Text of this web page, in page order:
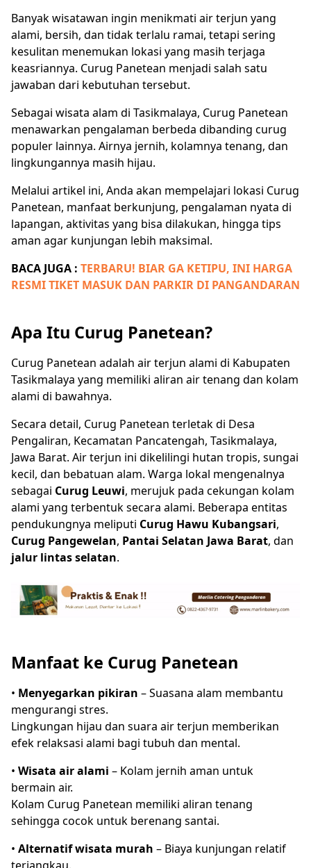
Banyak wisatawan ingin menikmati air terjun yang
alami, bersih, dan tidak terlalu ramai, tetapi sering
kesulitan menemukan lokasi yang masih terjaga
keasriannya. Curug Panetean menjadi salah satu
jawaban dari kebutuhan tersebut.
Sebagai wisata alam di Tasikmalaya, Curug Panetean
menawarkan pengalaman berbeda dibanding curug
populer lainnya. Airnya jernih, kolamnya tenang, dan
lingkungannya masih hijau.
Melalui artikel ini, Anda akan mempelajari lokasi Curug
Panetean, manfaat berkunjung, pengalaman nyata di
lapangan, aktivitas yang bisa dilakukan, hingga tips
aman agar kunjungan lebih maksimal.
BACA JUGA : TERBARU! BIAR GA KETIPU, INI HARGA
RESMI TIKET MASUK DAN PARKIR DI PANGANDARAN
Apa Itu Curug Panetean?
Curug Panetean adalah air terjun alami di Kabupaten
Tasikmalaya yang memiliki aliran air tenang dan kolam
alami di bawahnya.
Secara detail, Curug Panetean terletak di Desa
Pengaliran, Kecamatan Pancatengah, Tasikmalaya,
Jawa Barat. Air terjun ini dikelilingi hutan tropis, sungai
kecil, dan bebatuan alam. Warga lokal mengenalnya
sebagai Curug Leuwi, merujuk pada cekungan kolam
alami yang terbentuk secara alami. Beberapa entitas
pendukungnya meliputi Curug Hawu Kubangsari,
Curug Pangewelan, Pantai Selatan Jawa Barat, dan
jalur lintas selatan.
Manfaat ke Curug Panetean
• Menyegarkan pikiran – Suasana alam membantu
mengurangi stres.
Lingkungan hijau dan suara air terjun memberikan
efek relaksasi alami bagi tubuh dan mental.
• Wisata air alami – Kolam jernih aman untuk
bermain air.
Kolam Curug Panetean memiliki aliran tenang
sehingga cocok untuk berenang santai.
• Alternatif wisata murah – Biaya kunjungan relatif
terjangkau.